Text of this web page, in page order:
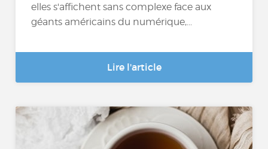
elles s'affichent sans complexe face aux
géants américains du numérique,...
Lire l'article